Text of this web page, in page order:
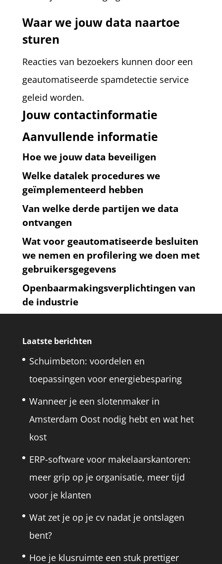
Waar we jouw data naartoe
sturen
Reacties van bezoekers kunnen door een
geautomatiseerde spamdetectie service
geleid worden.
Jouw contactinformatie
Aanvullende informatie
Hoe we jouw data beveiligen
Welke datalek procedures we
geïmplementeerd hebben
Van welke derde partijen we data
ontvangen
Wat voor geautomatiseerde besluiten
we nemen en profilering we doen met
gebruikersgegevens
Openbaarmakingsverplichtingen van
de industrie
Laatste berichten
Schuimbeton: voordelen en
toepassingen voor energiebesparing
Wanneer je een slotenmaker in
Amsterdam Oost nodig hebt en wat het
kost
ERP-software voor makelaarskantoren:
meer grip op je organisatie, meer tijd
voor je klanten
Wat zet je op je cv nadat je ontslagen
bent?
Hoe je klusruimte een stuk prettiger